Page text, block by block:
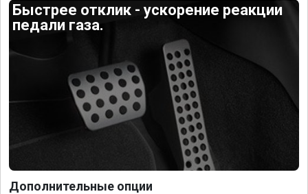
Быстрее отклик - ускорение реакции
педали газа.
Дополнительные опции